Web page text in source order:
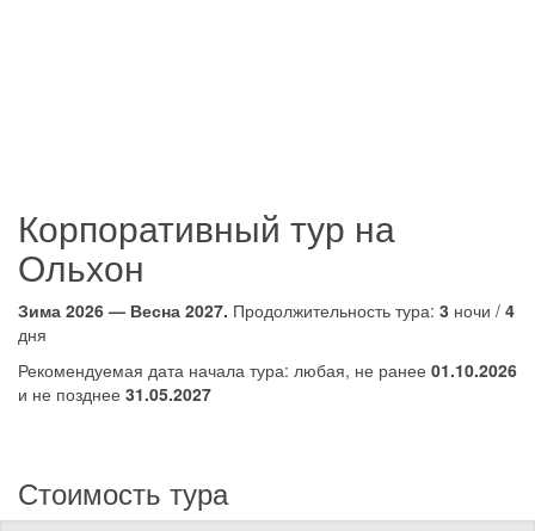
Корпоративный тур на
Ольхон
Зима 2026 — Весна 2027. Продолжительность тура: 3 ночи / 4
дня
Рекомендуемая дата начала тура: любая, не ранее 01.10.2026
и не позднее 31.05.2027
Стоимость тура